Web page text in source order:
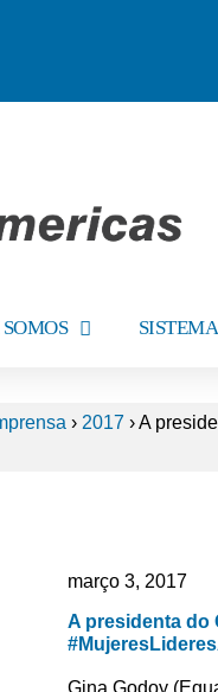
› 2017 ›A
março 3, 2017
A presidenta do